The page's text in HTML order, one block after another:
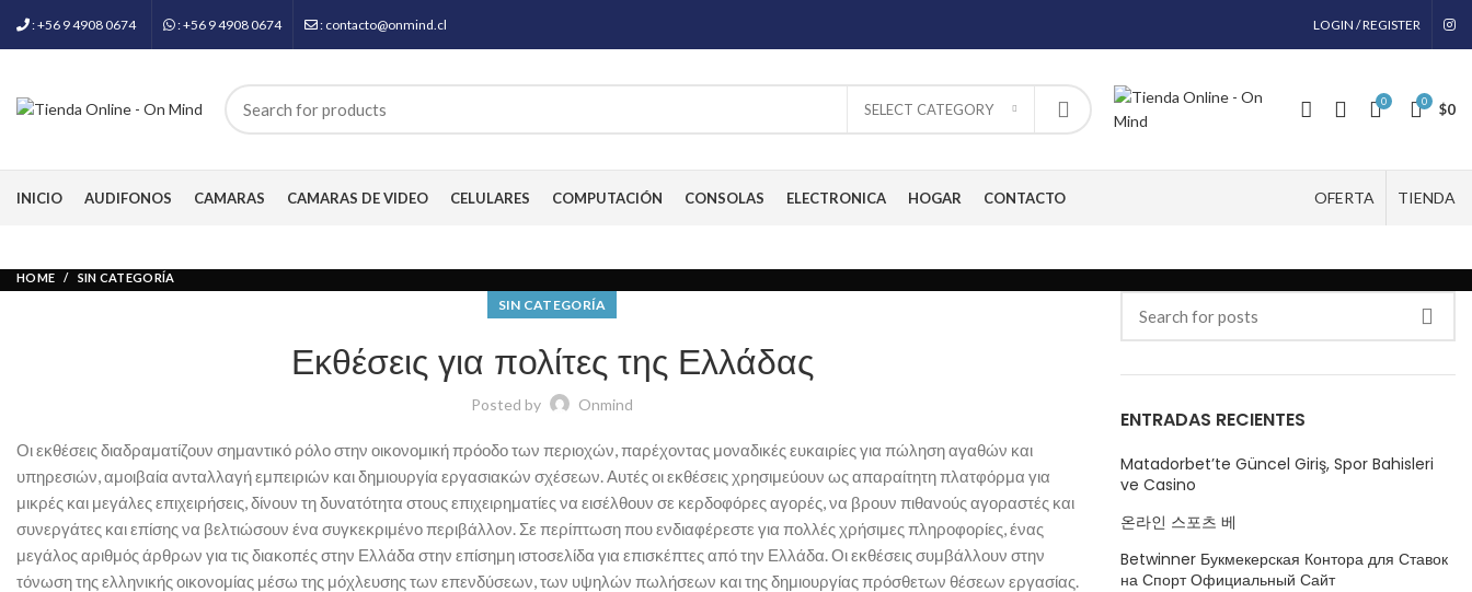
: +56 9 4908 0674 : +56 9 4908 0674 : contacto@onmind.cl LOGIN / REGISTER
SELECT CATEGORY 0 0 $0
INICIO AUDIFONOS CAMARAS CAMARAS DE VIDEO CELULARES COMPUTACIÓN CONSOLAS ELECTRONICA HOGAR CONTACTO OFERTA TIENDA
HOME SIN CATEGORÍA
SIN CATEGORÍA
Εκθέσεις για πολίτες της Ελλάδας
Posted by Onmind
Οι εκθέσεις διαδραματίζουν σημαντικό ρόλο στην οικονομική πρόοδο των περιοχών, παρέχοντας μοναδικές ευκαιρίες για πώληση αγαθών και
υπηρεσιών, αμοιβαία ανταλλαγή εμπειριών και δημιουργία εργασιακών σχέσεων. Αυτές οι εκθέσεις χρησιμεύουν ως απαραίτητη πλατφόρμα για
μικρές και μεγάλες επιχειρήσεις, δίνουν τη δυνατότητα στους επιχειρηματίες να εισέλθουν σε κερδοφόρες αγορές, να βρουν πιθανούς αγοραστές και
συνεργάτες και επίσης να βελτιώσουν ένα συγκεκριμένο περιβάλλον. Σε περίπτωση που ενδιαφέρεστε για πολλές χρήσιμες πληροφορίες, ένας
μεγάλος αριθμός άρθρων για τις διακοπές στην Ελλάδα στην επίσημη ιστοσελίδα για επισκέπτες από την Ελλάδα. Οι εκθέσεις συμβάλλουν στην
τόνωση της ελληνικής οικονομίας μέσω της μόχλευσης των επενδύσεων, των υψηλών πωλήσεων και της δημιουργίας πρόσθετων θέσεων εργασίας.
ENTRADAS RECIENTES
Matadorbet’te Güncel Giriş, Spor Bahisleri
ve Casino
온라인 스포츠 베
Betwinner Букмекерская Контора для Ставок
на Спорт Официальный Сайт